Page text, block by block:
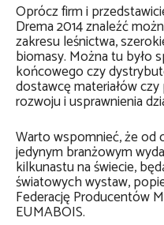
Oprócz firm i
Drema 2014 znaleźć
zakresu leśnictwa,
biomasy. Można tu było
końcowego czy
dostawcę materiałów
rozwoju i usprawnienia
Warto wspomnieć, że od
jedynym branżowym
kilkunastu na świecie,
światowych wystaw,
Federację Producentów
EUMABOIS.